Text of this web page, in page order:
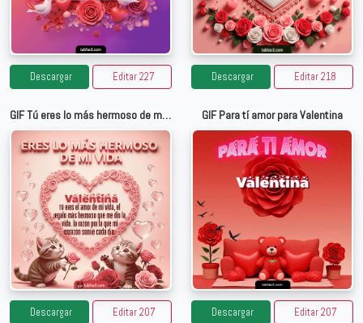
Descargar Editar 227 Descargar Editar 218
GIF Tú eres lo más hermoso de mi vida para Valentina
Descargar Editar 207
GIF Para tí amor para Valentina
Descargar Editar 207